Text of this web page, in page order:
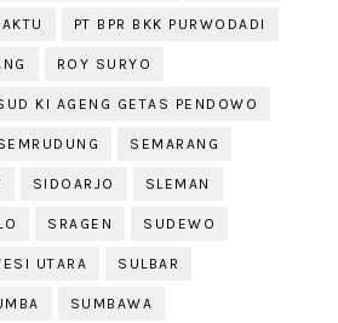
PT BPR BKK PURWODADI
ROY SURYO
KI AGENG GETAS PENDOWO
SEMARANG
SIDOARJO SLEMAN
SRAGEN SUDEWO
UTARA SULBAR
SUMBAWA